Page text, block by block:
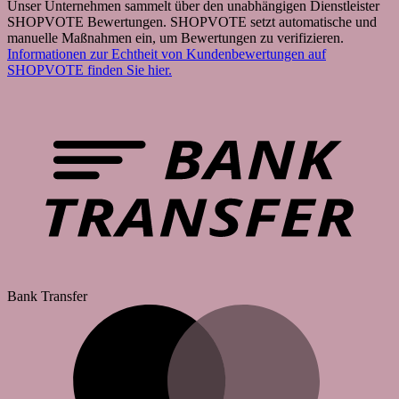
Unser Unternehmen sammelt über den unabhängigen Dienstleister
SHOPVOTE Bewertungen. SHOPVOTE setzt automatische und
manuelle Maßnahmen ein, um Bewertungen zu verifizieren.
Informationen zur Echtheit von Kundenbewertungen auf
SHOPVOTE finden Sie hier.
Bank Transfer